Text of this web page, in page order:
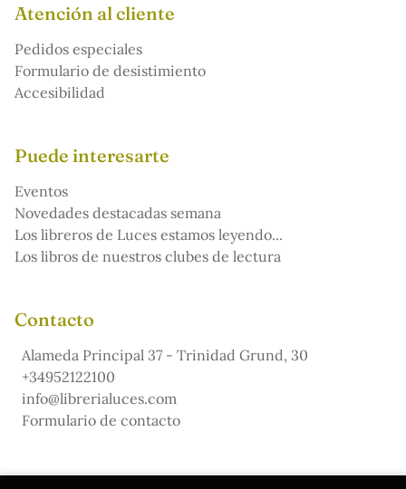
Atención al cliente
Pedidos especiales
Formulario de desistimiento
Accesibilidad
Puede interesarte
Eventos
Novedades destacadas semana
Los libreros de Luces estamos leyendo...
Los libros de nuestros clubes de lectura
Contacto
Alameda Principal 37 - Trinidad Grund, 30
+34952122100
info@librerialuces.com
Formulario de contacto